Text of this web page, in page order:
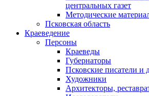
центральных газет
Методические
Псковская область
Краеведение
Персоны
Краеведы
Губернаторы
Псковские писатели и
Художники
Архитекторы,